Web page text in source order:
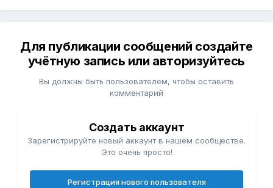
Для публикации сообщений создайте
учётную запись или авторизуйтесь
Вы должны быть пользователем, чтобы оставить
комментарий
Создать аккаунт
Зарегистрируйте новый аккаунт в нашем сообществе.
Это очень просто!
Регистрация нового пользователя